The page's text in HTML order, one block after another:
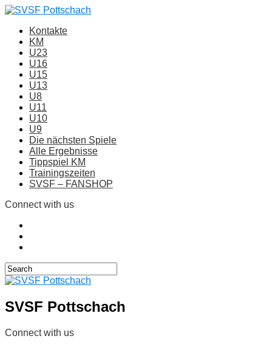
Kontakte
KM
U23
U16
U15
U13
U8
U11
U10
U9
Die nächsten Spiele
Alle Ergebnisse
Tippspiel KM
Trainingszeiten
SVSF – FANSHOP
Connect with us
SVSF Pottschach
Connect with us